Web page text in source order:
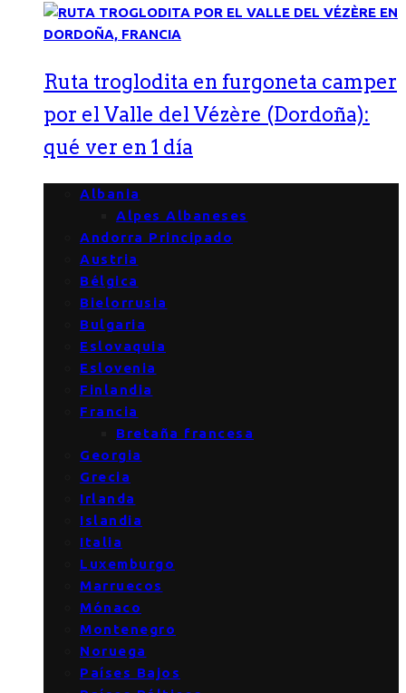
Ruta troglodita en furgoneta camper
por el Valle del Vézère (Dordoña):
qué ver en 1 día
Albania
Alpes Albaneses
Andorra Principado
Austria
Bélgica
Bielorrusia
Bulgaria
Eslovaquia
Eslovenia
Finlandia
Francia
Bretaña francesa
Georgia
Grecia
Irlanda
Islandia
Italia
Luxemburgo
Marruecos
Mónaco
Montenegro
Noruega
Países Bajos